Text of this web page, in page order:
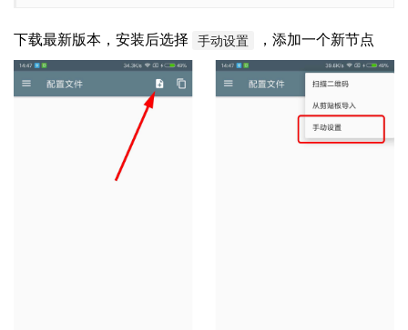
下载最新版本，安装后选择 手动设置 ，添加一个新节点